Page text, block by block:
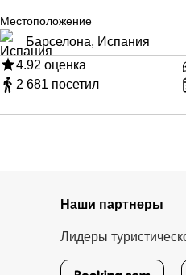
Местоположение
Барселона, Испания
4.92 оценка
2 681 посетил
Наши партнеры
Лидеры